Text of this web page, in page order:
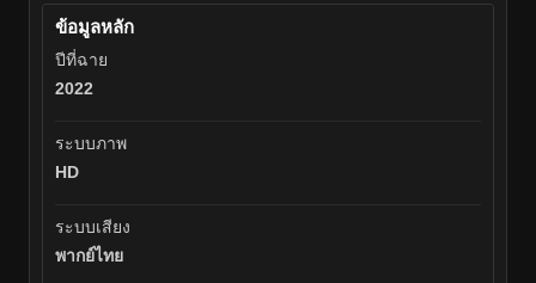
ข้อมูลหลัก
ปีที่ฉาย
2022
ระบบภาพ
HD
ระบบเสียง
พากย์ไทย